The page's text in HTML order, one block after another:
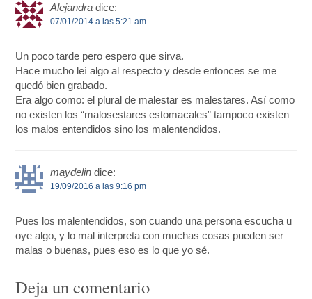
Alejandra dice:
07/01/2014 a las 5:21 am
Un poco tarde pero espero que sirva.
Hace mucho leí algo al respecto y desde entonces se me
quedó bien grabado.
Era algo como: el plural de malestar es malestares. Así como
no existen los “malosestares estomacales” tampoco existen
los malos entendidos sino los malentendidos.
maydelin dice:
19/09/2016 a las 9:16 pm
Pues los malentendidos, son cuando una persona escucha u
oye algo, y lo mal interpreta con muchas cosas pueden ser
malas o buenas, pues eso es lo que yo sé.
Deja un comentario